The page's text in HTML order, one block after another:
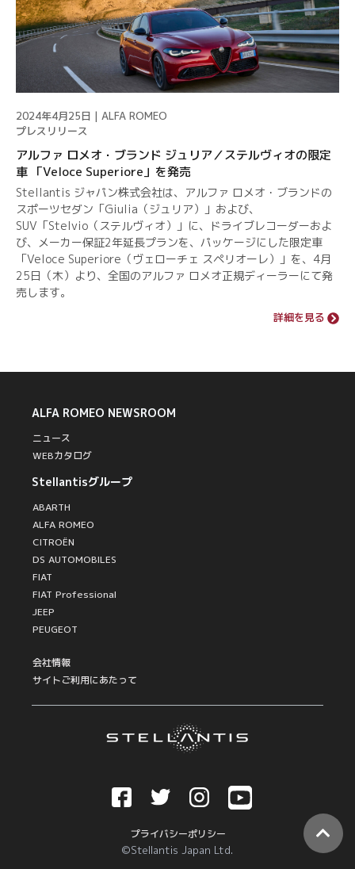
2024年4月25日 | ALFA ROMEO
プレスリリース
アルファ ロメオ・ブランド ジュリア／ステルヴィオの限定
車 「Veloce Superiore」を発売
Stellantis ジャパン株式会社は、アルファ ロメオ・ブランドの
スポーツセダン「Giulia（ジュリア）」および、
SUV「Stelvio（ステルヴィオ）」に、ドライブレコーダーおよ
び、メーカー保証2年延長プランを、パッケージにした限定車
「Veloce Superiore（ヴェローチェ スペリオーレ）」を、4月
25日（木）より、全国のアルファ ロメオ正規ディーラーにて発
売します。
詳細を見る
ALFA ROMEO NEWSROOM
ニュース
WEBカタログ
Stellantisグループ
ABARTH
ALFA ROMEO
CITROËN
DS AUTOMOBILES
FIAT
FIAT Professional
JEEP
PEUGEOT
会社情報
サイトご利用にあたって
©Stellantis Japan Ltd.
プライバシーポリシー